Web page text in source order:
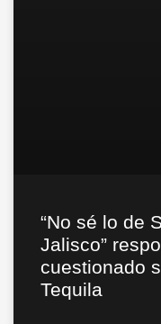
“No sé lo de
Jalisco”
cuestionado
Tequila